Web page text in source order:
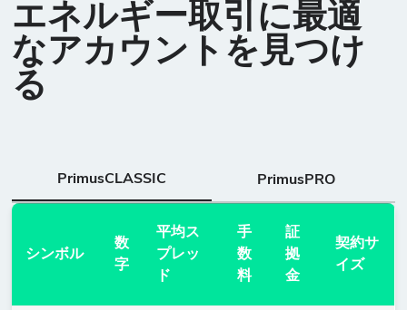
エネルギー取引に最適
なアカウントを見つけ
る
PrimusCLASSIC PrimusPRO
シンボル
数
字
平均ス
プレッ
ド
手
数
料
証
拠
金
契約サ
イズ